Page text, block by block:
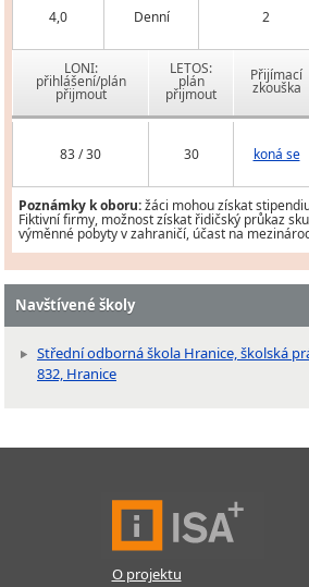
4,0 Denní 2
LONI:
přihlášení/plán
přijmout
LETOS:
plán
přijmout
Přijímací
zkouška
83 / 30 30 koná se
Poznámky k oboru:žáci mohou získat
Fiktivní firmy, možnost získat řidičský průkaz
výměnné pobyty v zahraničí, účast na
Navštívené školy
Střední odborná škola Hranice, školská
832, Hranice
O projektu